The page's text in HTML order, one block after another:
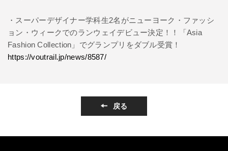
・スーパーデザイナー学科生2名がニューヨーク・ファッシ
ョン・ウィークでのランウェイデビュー決定！！「Asia
Fashion Collection」でグランプリをダブル受賞！
https://voutrail.jp/news/8587/
戻る